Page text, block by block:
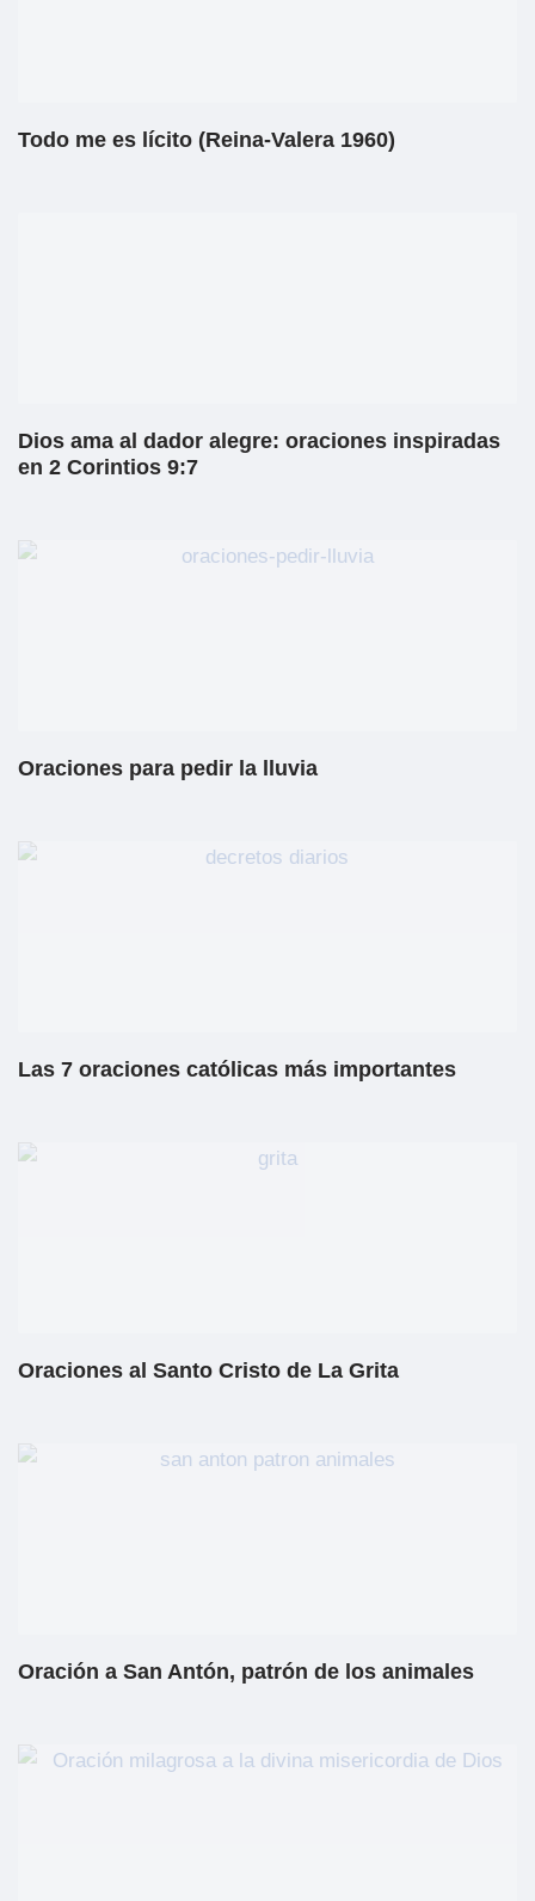
Todo me es lícito (Reina-Valera 1960)
Dios ama al dador alegre: oraciones inspiradas
en 2 Corintios 9:7
Oraciones para pedir la lluvia
Las 7 oraciones católicas más importantes
Oraciones al Santo Cristo de La Grita
Oración a San Antón, patrón de los animales